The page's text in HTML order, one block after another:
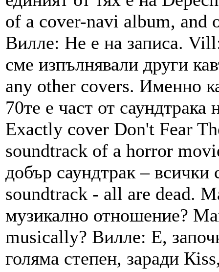
of a cover-navi album, and
Вилле: Не е на записа.
сме изпълнявали други
any other covers. Именно
70те е част от
Exactly cover Don't Fear
soundtrack of a horror
добър саундтрак –
soundtrack - all are dead.
музикално отношение?
musically? Вилле: Е,
голяма степен, заради